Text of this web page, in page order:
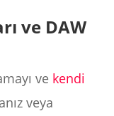
ve DAW
ve kendi
veya